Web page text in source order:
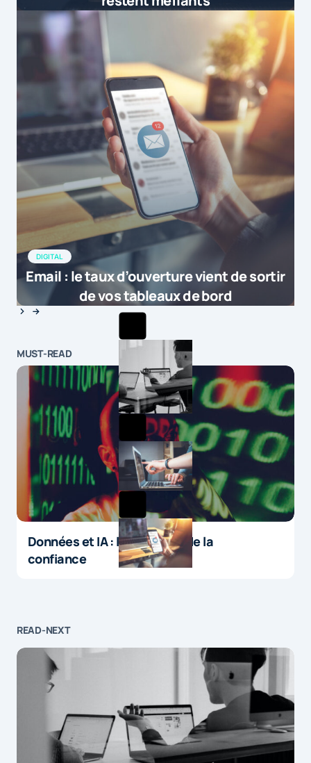
DIGITAL
Email : le taux d’ouverture vient de sortir
de vos tableaux de bord
MUST-READ
Données et IA : le paradoxe de la
confiance
READ-NEXT